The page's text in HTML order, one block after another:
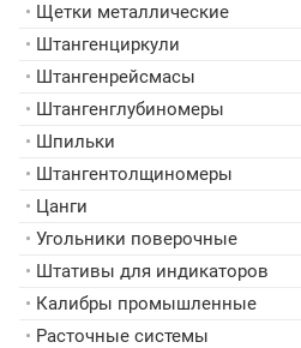
• Щетки металлические
• Штангенциркули
• Штангенрейсмасы
• Штангенглубиномеры
• Шпильки
• Штангентолщиномеры
• Цанги
• Угольники поверочные
• Штативы для индикаторов
• Калибры промышленные
• Расточные системы